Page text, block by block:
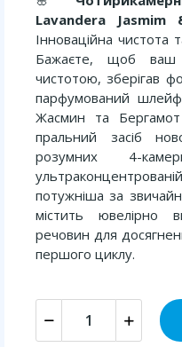
Lavandera Jasmim
Інноваційна чистота
Бажаєте, щоб ваш
чистотою, зберігав
парфумований
Жасмин та
пральний засіб
розумних 4-
потужніша за
містить ювелірно
речовин для
першого циклу.